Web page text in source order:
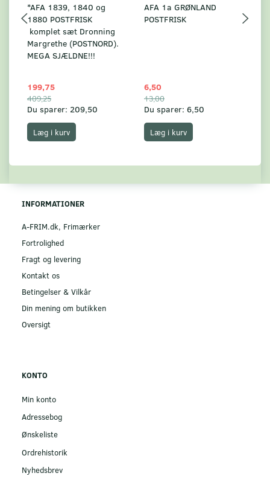
*AFA 1839, 1840 og
1880 POSTFRISK
komplet sæt Dronning
Margrethe (POSTNORD).
MEGA SJÆLDNE!!!
199,75
409,25
Du sparer: 209,50
Læg i kurv
AFA 1a GRØNLAND
POSTFRISK
6,50
13,00
Du sparer: 6,50
Læg i kurv
INFORMATIONER
A-FRIM.dk, Frimærker
Fortrolighed
Fragt og levering
Kontakt os
Betingelser & Vilkår
Din mening om butikken
Oversigt
KONTO
Min konto
Adressebog
Ønskeliste
Ordrehistorik
Nyhedsbrev